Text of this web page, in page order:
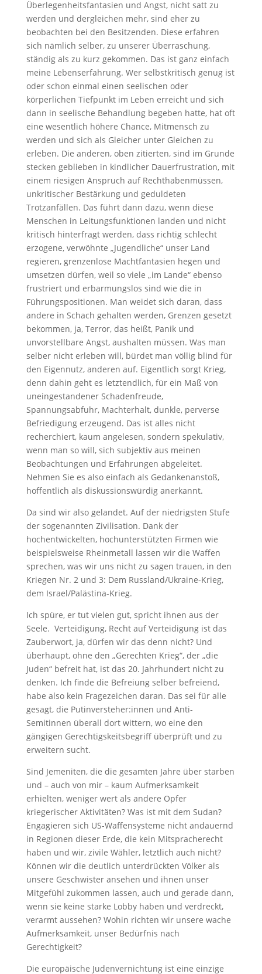
Überlegenheitsfantasien und Angst, nicht satt zu
werden und dergleichen mehr, sind eher zu
beobachten bei den Besitzenden. Diese erfahren
sich nämlich selber, zu unserer Überraschung,
ständig als zu kurz gekommen. Das ist ganz einfach
meine Lebenserfahrung. Wer selbstkritisch genug ist
oder schon einmal einen seelischen oder
körperlichen Tiefpunkt im Leben erreicht und sich
dann in seelische Behandlung begeben hatte, hat oft
eine wesentlich höhere Chance, Mitmensch zu
werden und sich als Gleicher unter Gleichen zu
erleben. Die anderen, oben zitierten, sind im Grunde
stecken geblieben in kindlicher Dauerfrustration, mit
einem riesigen Anspruch auf Rechthabenmüssen,
unkritischer Bestärkung und geduldeten
Trotzanfällen. Das führt dann dazu, wenn diese
Menschen in Leitungsfunktionen landen und nicht
kritisch hinterfragt werden, dass richtig schlecht
erzogene, verwöhnte „Jugendliche“ unser Land
regieren, grenzenlose Machtfantasien hegen und
umsetzen dürfen, weil so viele „im Lande“ ebenso
frustriert und erbarmungslos sind wie die in
Führungspositionen. Man weidet sich daran, dass
andere in Schach gehalten werden, Grenzen gesetzt
bekommen, ja, Terror, das heißt, Panik und
unvorstellbare Angst, aushalten müssen. Was man
selber nicht erleben will, bürdet man völlig blind für
den Eigennutz, anderen auf. Eigentlich sorgt Krieg,
denn dahin geht es letztendlich, für ein Maß von
uneingestandener Schadenfreude,
Spannungsabfuhr, Machterhalt, dunkle, perverse
Befriedigung erzeugend. Das ist alles nicht
recherchiert, kaum angelesen, sondern spekulativ,
wenn man so will, sich subjektiv aus meinen
Beobachtungen und Erfahrungen abgeleitet.
Nehmen Sie es also einfach als Gedankenanstoß,
hoffentlich als diskussionswürdig anerkannt.
Da sind wir also gelandet. Auf der niedrigsten Stufe
der sogenannten Zivilisation. Dank der
hochentwickelten, hochunterstützten Firmen wie
beispielsweise Rheinmetall lassen wir die Waffen
sprechen, was wir uns nicht zu sagen trauen, in den
Kriegen Nr. 2 und 3: Dem Russland/Ukraine-Krieg,
dem Israel/Palästina-Krieg.
Ich spüre, er tut vielen gut, spricht ihnen aus der
Seele. Verteidigung, Recht auf Verteidigung ist das
Zauberwort, ja, dürfen wir das denn nicht? Und
überhaupt, ohne den „Gerechten Krieg“, der „die
Juden“ befreit hat, ist das 20. Jahrhundert nicht zu
denken. Ich finde die Befreiung selber befreiend,
habe also kein Fragezeichen daran. Das sei für alle
gesagt, die Putinversteher:innen und Anti-
Semitinnen überall dort wittern, wo eine den
gängigen Gerechtigskeitsbegriff überprüft und zu
erweitern sucht.
Sind Jemeniten, die die gesamten Jahre über starben
und – auch von mir – kaum Aufmerksamkeit
erhielten, weniger wert als andere Opfer
kriegerischer Aktivitäten? Was ist mit dem Sudan?
Engagieren sich US-Waffensysteme nicht andauernd
in Regionen dieser Erde, die kein Mitspracherecht
haben und wir, zivile Wähler, letztlich auch nicht?
Können wir die deutlich unterdrückten Völker als
unsere Geschwister ansehen und ihnen unser
Mitgefühl zukommen lassen, auch und gerade dann,
wenn sie keine starke Lobby haben und verdreckt,
verarmt aussehen? Wohin richten wir unsere wache
Aufmerksamkeit, unser Bedürfnis nach
Gerechtigkeit?
Die europäische Judenvernichtung ist eine einzige